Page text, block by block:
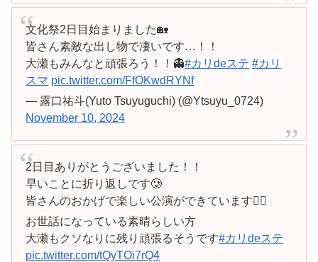
文化祭2日目始まりました🏡
皆さん素敵な出し物で凄いです…！！
大瀬もみんなと頑張ろう！！👻#カリdeステ #カリ
スマ pic.twitter.com/FfOKwdRYNf
— 露口祐斗(Yuto Tsuyuguchi) (@Ytsuyu_0724)
November 10, 2024
2日目ありがとうございました！！
早いことに折り返しです🥲
皆さんのおかげで楽しい公演ができています🙇‍♂️
お世話になっている素晴らしい方
大瀬もクソなりに残り頑張るそうです#カリdeステ
pic.twitter.com/tQyTOi7rQ4